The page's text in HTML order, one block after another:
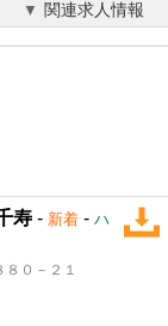
関連求人情報
寿 - 新着 - ハ
０－２１